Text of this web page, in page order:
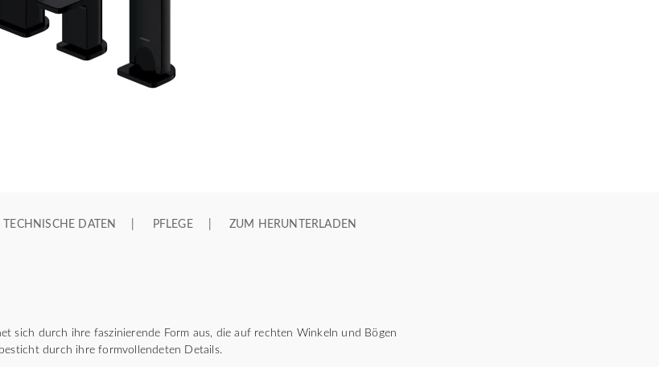
TECHNISCHE DATEN PFLEGE ZUM HERUNTERLADEN
sich durch ihre faszinierende Form aus, die auf rechten Winkeln und Bögen
durch ihre formvollendeten Details.